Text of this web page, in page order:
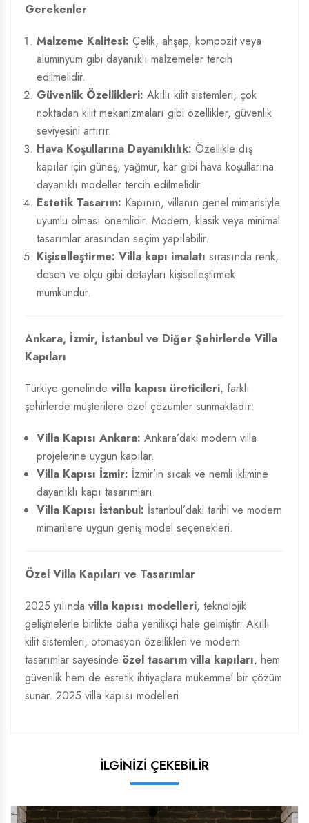
Gerekenler
Malzeme Kalitesi: Çelik, ahşap, kompozit veya
alüminyum gibi dayanıklı malzemeler tercih
edilmelidir.
Güvenlik Özellikleri: Akıllı kilit sistemleri, çok
noktadan kilit mekanizmaları gibi özellikler, güvenlik
seviyesini artırır.
Hava Koşullarına Dayanıklılık: Özellikle dış
kapılar için güneş, yağmur, kar gibi hava koşullarına
dayanıklı modeller tercih edilmelidir.
Estetik Tasarım: Kapının, villanın genel mimarisiyle
uyumlu olması önemlidir. Modern, klasik veya minimal
tasarımlar arasından seçim yapılabilir.
Kişiselleştirme: Villa kapı imalatı sırasında renk,
desen ve ölçü gibi detayları kişiselleştirmek
mümkündür.
Ankara, İzmir, İstanbul ve Diğer Şehirlerde Villa
Kapıları
Türkiye genelinde villa kapısı üreticileri, farklı
şehirlerde müşterilere özel çözümler sunmaktadır:
Villa Kapısı Ankara: Ankara’daki modern villa
projelerine uygun kapılar.
Villa Kapısı İzmir: İzmir’in sıcak ve nemli iklimine
dayanıklı kapı tasarımları.
Villa Kapısı İstanbul: İstanbul’daki tarihi ve modern
mimarilere uygun geniş model seçenekleri.
Özel Villa Kapıları ve Tasarımlar
2025 yılında villa kapısı modelleri, teknolojik
gelişmelerle birlikte daha yenilikçi hale gelmiştir. Akıllı
kilit sistemleri, otomasyon özellikleri ve modern
tasarımlar sayesinde özel tasarım villa kapıları, hem
güvenlik hem de estetik ihtiyaçlara mükemmel bir çözüm
sunar. 2025 villa kapısı modelleri
İLGİNİZİ ÇEKEBİLİR